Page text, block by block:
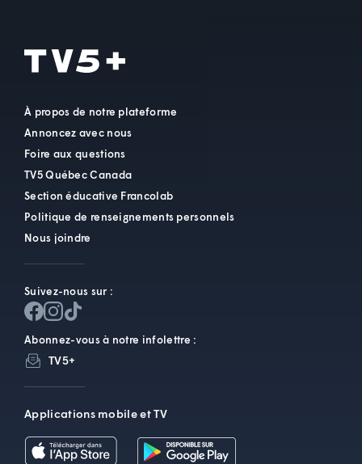
À propos de notre plateforme
Annoncez avec nous
Foire aux questions
TV5 Québec Canada
Section éducative Francolab
Politique de renseignements personnels
Nous joindre
Suivez-nous sur :
Abonnez-vous à notre infolettre :
TV5+
Applications mobile et TV